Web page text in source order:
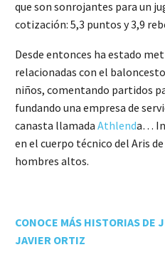
que son sonrojantes para un
cotización: 5,3 puntos y 3,9
Desde entonces ha estado
relacionadas con el
niños, comentando partidos
fundando una empresa de
canasta llamada Athlenda…
en el cuerpo técnico del Aris
hombres altos.
CONOCE MÁS HISTORIAS DE
JAVIER ORTIZ